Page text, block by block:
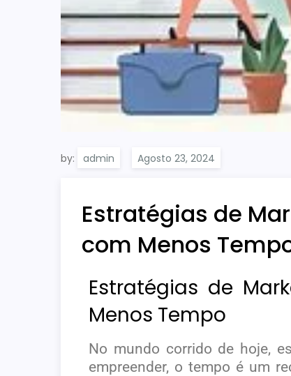
by: admin
Estratégias de
com Menos
Estratégias de
Menos Tempo
No mundo corrido de hoje,
empreender, o tempo é um